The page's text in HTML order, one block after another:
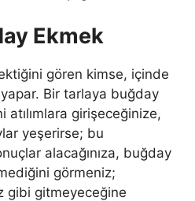
Ekmek
gören kimse, içinde
Bir tarlaya buğday
girişeceğinize,
yeşerirse; bu
alacağınıza, buğday
görmeniz;
gibi gitmeyeceğine